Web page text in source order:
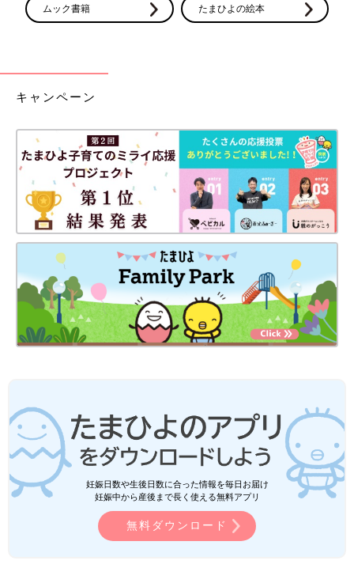
あります。
先生の話【妊娠なめ
ムック書籍 たまひよの絵本
キャンペーン
妊娠日数や生後日数に合った情報を毎日お届け
妊娠中から産後まで長く使える無料アプリ
無料ダウンロード